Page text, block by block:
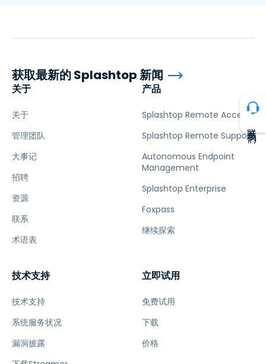
关于
关于
管理团队
大事记
招聘
资源
联系
术语表
产品
Splashtop Remote Access
Splashtop Remote Support
Autonomous Endpoint
Management
Splashtop Enterprise
Foxpass
继续探索
技术支持
技术支持
系统服务状况
漏洞披露
立即试用
免费试用
下载
价格
获取最新的 Splashtop 新闻